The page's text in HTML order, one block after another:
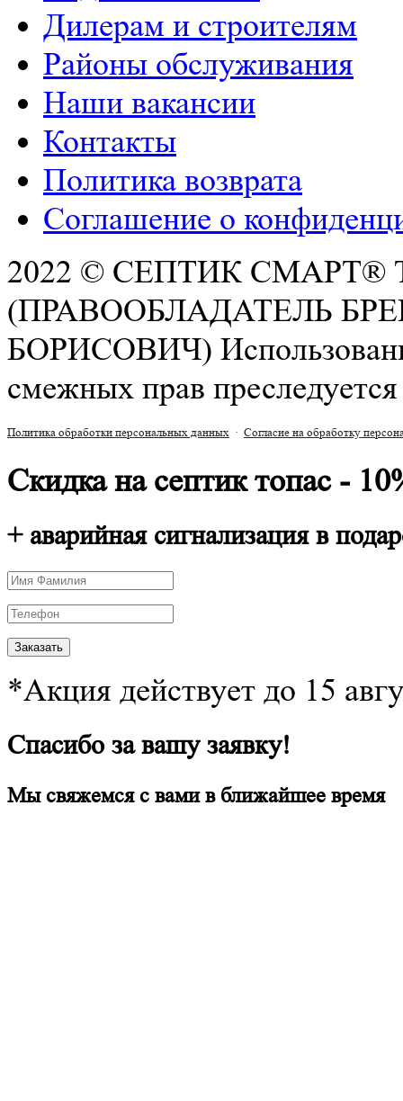
Дилерам и строителям
Районы обслуживания
Наши вакансии
Контакты
Политика возврата
Соглашение о
2022 © СЕПТИК
(ПРАВООБЛАДАТЕЛЬ
БОРИСОВИЧ)
смежных прав
Политика обработки персональных данных · Согласие на обработку
Скидка на септик топас -
+ аварийная сигнализация в
*Акция действует до 15
Спасибо за вашу заявку!
Мы свяжемся с вами в ближайшее время
РАСЧЕТ СМЕТЫ ОНЛАЙН!